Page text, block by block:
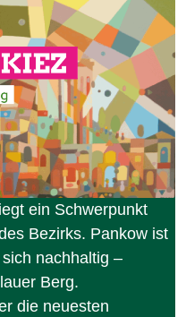
ein Schwerpunkt
Bezirks. Pankow ist
nachhaltig –
Berg.
die neuesten